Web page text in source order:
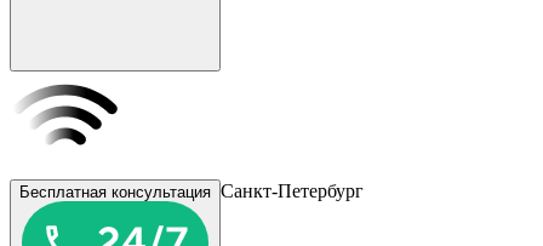
Бесплатная консультация Санкт-Петербург